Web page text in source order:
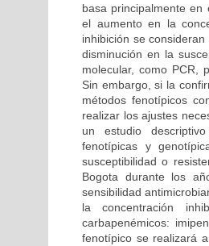
basa principalmente en
el aumento en la
inhibición se
disminución en la
molecular, como PCR,
Sin embargo, si la
métodos fenotípicos
realizar los ajustes
un estudio
fenotípicas y
susceptibilidad o
Bogota durante los
sensibilidad
la concentración
carbapenémicos:
fenotípico se realizará